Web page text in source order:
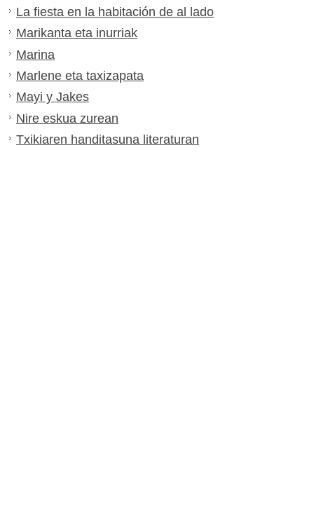
La fiesta en la habitación de al lado
Marikanta eta inurriak
Marina
Marlene eta taxizapata
Mayi y Jakes
Nire eskua zurean
Txikiaren handitasuna literaturan